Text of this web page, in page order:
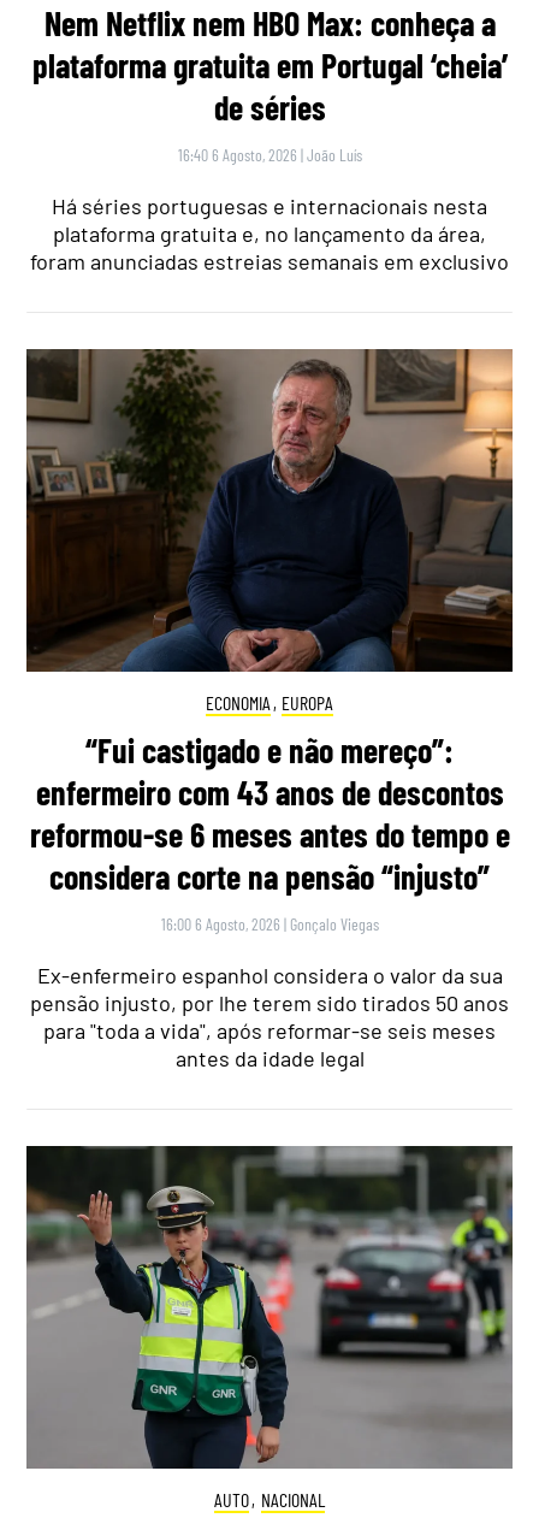
Nem Netflix nem HBO Max: conheça a
plataforma gratuita em Portugal ‘cheia’
de séries
16:40 6 Agosto, 2026 |João Luís
Há séries portuguesas e internacionais nesta
plataforma gratuita e, no lançamento da área,
foram anunciadas estreias semanais em exclusivo
ECONOMIA , EUROPA
“Fui castigado e não mereço”:
enfermeiro com 43 anos de descontos
reformou-se 6 meses antes do tempo e
considera corte na pensão “injusto”
16:00 6 Agosto, 2026 | Gonçalo Viegas
Ex-enfermeiro espanhol considera o valor da sua
pensão injusto, por lhe terem sido tirados 50 anos
para "toda a vida", após reformar-se seis meses
antes da idade legal
AUTO, NACIONAL